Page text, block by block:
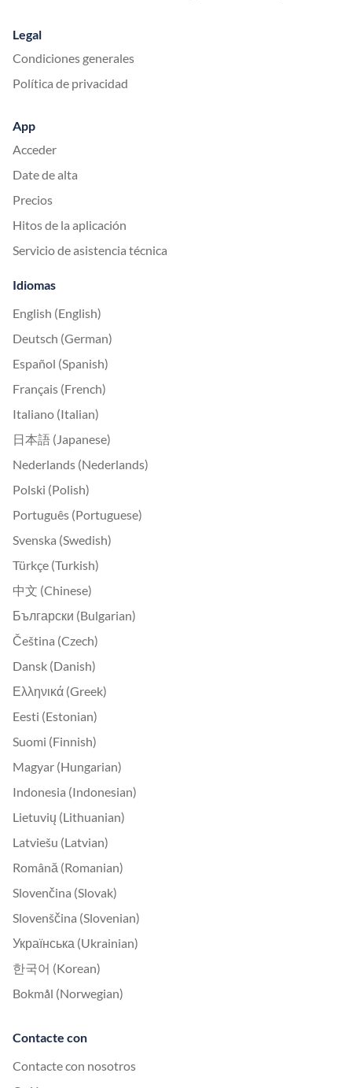
Legal
Condiciones generales
Política de privacidad
App
Acceder
Date de alta
Precios
Hitos de la aplicación
Servicio de asistencia técnica
Idiomas
English (English)
Deutsch (German)
Español (Spanish)
Français (French)
Italiano (Italian)
日本語 (Japanese)
Nederlands (Nederlands)
Polski (Polish)
Português (Portuguese)
Svenska (Swedish)
Türkçe (Turkish)
中文 (Chinese)
Български (Bulgarian)
Čeština (Czech)
Dansk (Danish)
Ελληνικά (Greek)
Eesti (Estonian)
Suomi (Finnish)
Magyar (Hungarian)
Indonesia (Indonesian)
Lietuvių (Lithuanian)
Latviešu (Latvian)
Română (Romanian)
Slovenčina (Slovak)
Slovenščina (Slovenian)
Українська (Ukrainian)
한국어 (Korean)
Bokmål (Norwegian)
Contacte con
Contacte con nosotros